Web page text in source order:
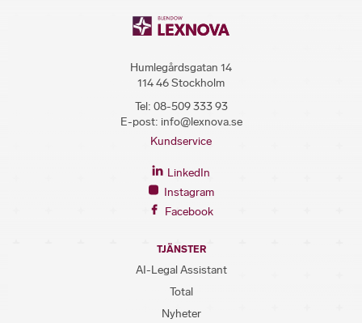
Humlegårdsgatan 14
114 46 Stockholm
Tel: 08-509 333 93
E-post: info@lexnova.se
Kundservice
LinkedIn
Instagram
Facebook
TJÄNSTER
AI-Legal Assistant
Total
Nyheter